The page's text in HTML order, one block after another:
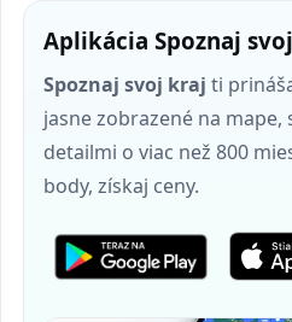
Aplikácia Spoznaj
Spoznaj svoj kraj ti
jasne zobrazené na
detailmi o viac než 800
body, získaj ceny.